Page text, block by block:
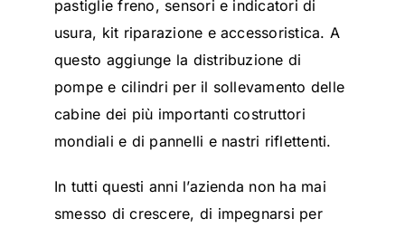
pastiglie freno, sensori e indicatori di
usura, kit riparazione e accessoristica. A
questo aggiunge la distribuzione di
pompe e cilindri per il sollevamento delle
cabine dei più importanti costruttori
mondiali e di pannelli e nastri riflettenti.
In tutti questi anni l’azienda non ha mai
smesso di crescere, di impegnarsi per